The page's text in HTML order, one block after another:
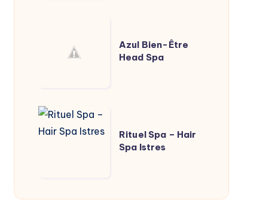
Azul Bien-Être
Head Spa
Rituel
Spa
Istres
Rituel Spa – Hair
Spa Istres